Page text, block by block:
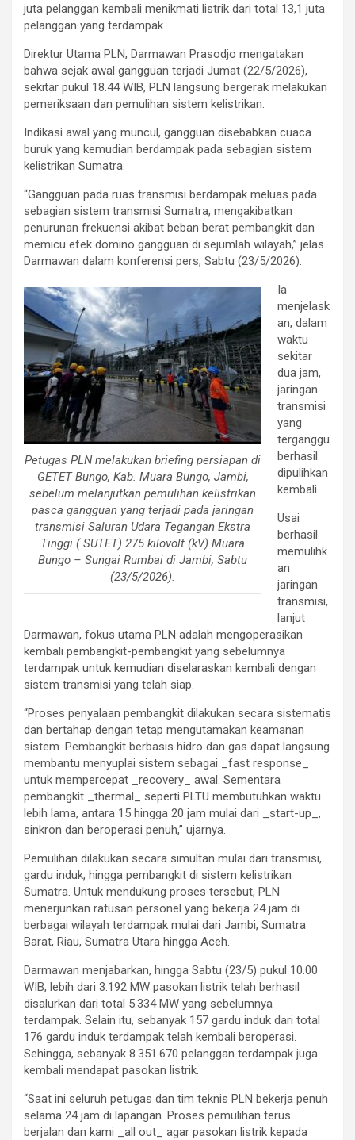
juta pelanggan kembali menikmati listrik dari total 13,1 juta
pelanggan yang terdampak.
Direktur Utama PLN, Darmawan Prasodjo mengatakan
bahwa sejak awal gangguan terjadi Jumat (22/5/2026),
sekitar pukul 18.44 WIB, PLN langsung bergerak melakukan
pemeriksaan dan pemulihan sistem kelistrikan.
Indikasi awal yang muncul, gangguan disebabkan cuaca
buruk yang kemudian berdampak pada sebagian sistem
kelistrikan Sumatra.
“Gangguan pada ruas transmisi berdampak meluas pada
sebagian sistem transmisi Sumatra, mengakibatkan
penurunan frekuensi akibat beban berat pembangkit dan
memicu efek domino gangguan di sejumlah wilayah,” jelas
Darmawan dalam konferensi pers, Sabtu (23/5/2026).
Petugas PLN melakukan briefing persiapan di
GETET Bungo, Kab. Muara Bungo, Jambi,
sebelum melanjutkan pemulihan kelistrikan
pasca gangguan yang terjadi pada jaringan
transmisi Saluran Udara Tegangan Ekstra
Tinggi ( SUTET) 275 kilovolt (kV) Muara
Bungo – Sungai Rumbai di Jambi, Sabtu
(23/5/2026).
Ia
menjelask
an, dalam
waktu
sekitar
dua jam,
jaringan
transmisi
yang
terganggu
berhasil
dipulihkan
kembali.
Usai
berhasil
memulihk
an
jaringan
transmisi,
lanjut
Darmawan, fokus utama PLN adalah mengoperasikan
kembali pembangkit-pembangkit yang sebelumnya
terdampak untuk kemudian diselaraskan kembali dengan
sistem transmisi yang telah siap.
“Proses penyalaan pembangkit dilakukan secara sistematis
dan bertahap dengan tetap mengutamakan keamanan
sistem. Pembangkit berbasis hidro dan gas dapat langsung
membantu menyuplai sistem sebagai _fast response_
untuk mempercepat _recovery_ awal. Sementara
pembangkit _thermal_ seperti PLTU membutuhkan waktu
lebih lama, antara 15 hingga 20 jam mulai dari _start-up_,
sinkron dan beroperasi penuh,” ujarnya.
Pemulihan dilakukan secara simultan mulai dari transmisi,
gardu induk, hingga pembangkit di sistem kelistrikan
Sumatra. Untuk mendukung proses tersebut, PLN
menerjunkan ratusan personel yang bekerja 24 jam di
berbagai wilayah terdampak mulai dari Jambi, Sumatra
Barat, Riau, Sumatra Utara hingga Aceh.
Darmawan menjabarkan, hingga Sabtu (23/5) pukul 10.00
WIB, lebih dari 3.192 MW pasokan listrik telah berhasil
disalurkan dari total 5.334 MW yang sebelumnya
terdampak. Selain itu, sebanyak 157 gardu induk dari total
176 gardu induk terdampak telah kembali beroperasi.
Sehingga, sebanyak 8.351.670 pelanggan terdampak juga
kembali mendapat pasokan listrik.
“Saat ini seluruh petugas dan tim teknis PLN bekerja penuh
selama 24 jam di lapangan. Proses pemulihan terus
berjalan dan kami _all out_ agar pasokan listrik kepada